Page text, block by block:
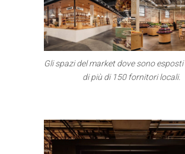
Gli spazi del market dove sono
di più di 150 fornitori locali.